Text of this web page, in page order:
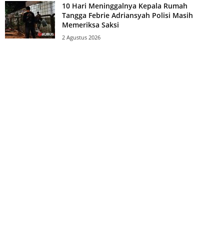
10 Hari Meninggalnya Kepala Rumah
Tangga Febrie Adriansyah Polisi Masih
Memeriksa Saksi
2 Agustus 2026